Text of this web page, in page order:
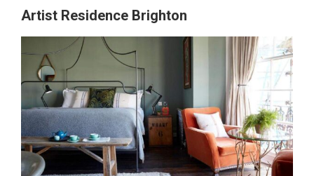
Artist Residence Brighton